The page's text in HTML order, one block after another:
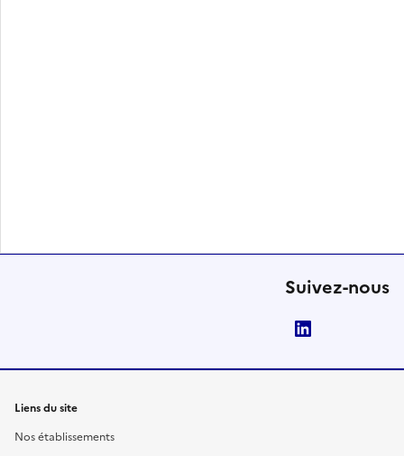
Suivez-nous
Liens du site
Nos établissements